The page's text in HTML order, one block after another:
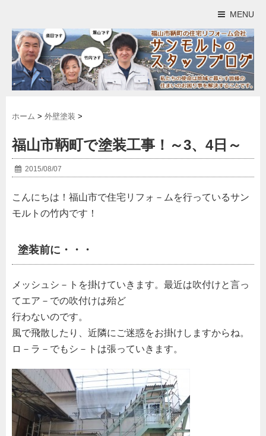
MENU
ホーム > 外壁塗装 >
福山市鞆町で塗装工事！～3、4日～
2015/08/07
こんにちは！福山市で住宅リフォ－ムを行っているサン
モルトの竹内です！
塗装前に・・・
メッシュシ－トを掛けていきます。最近は吹付けと言っ
てエア－での吹付けは殆ど
行わないのです。
風で飛散したり、近隣にご迷惑をお掛けしますからね。
ロ－ラ－でもシ－トは張っていきます。